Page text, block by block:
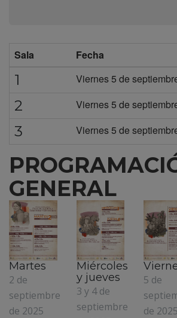
Sala Fecha
1 Viernes 5 de
2 Viernes 5 de
3 Viernes 5 de
GENERAL
Miércoles
y jueves
3 y 4 de
septiembre
Viernes
5 de
septiembre
de 2025
Afiche
Oficial
evento